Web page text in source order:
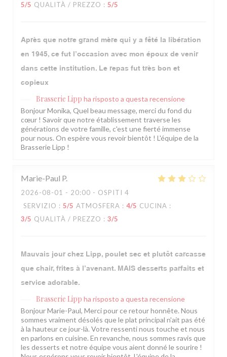
5/5 QUALITÀ / PREZZO : 5/5
Après que notre grand mère qui y a fêté la libération
en 1945, ce fut l’occasion avec mon époux de venir
dans cette institution. Le repas fut très bon et
copieux
Brasserie Lipp ha risposto a questa recensione
Bonjour Monika, Quel beau message, merci du fond du
cœur ! Savoir que notre établissement traverse les
générations de votre famille, c'est une fierté immense
pour nous. On espère vous revoir bientôt ! L'équipe de la
Brasserie Lipp !
Marie-Paul P
2026-08-01 - 20:00 - OSPITI 4
SERVIZIO : 5/5 ATMOSFERA : 4/5 CUCINA :
3/5 QUALITÀ / PREZZO : 3/5
Mauvais jour chez Lipp, poulet sec et plutôt carcasse
que chair, frites à l’avenant. MAIS desserts parfaits et
service adorable.
Brasserie Lipp ha risposto a questa recensione
Bonjour Marie-Paul, Merci pour ce retour honnête. Nous
sommes vraiment désolés que le plat principal n'ait pas été
à la hauteur ce jour-là. Votre ressenti nous touche et nous
en parlons en cuisine. En revanche, nous sommes ravis que
les desserts et notre équipe vous aient donné le sourire !